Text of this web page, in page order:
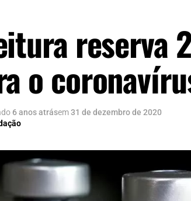
reserva
o
6 anos atrásem31 de dezembro de 2020